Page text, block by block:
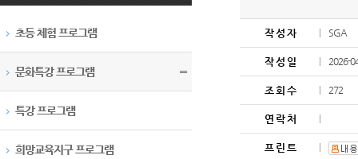
초등 체험 프로그램
문화특강 프로그램 〓
특강 프로그램
희망교육지구 프로그램
작 성 자 SGA
작 성 일 2026-
조 회 수 272
연 락 처
프 린 트